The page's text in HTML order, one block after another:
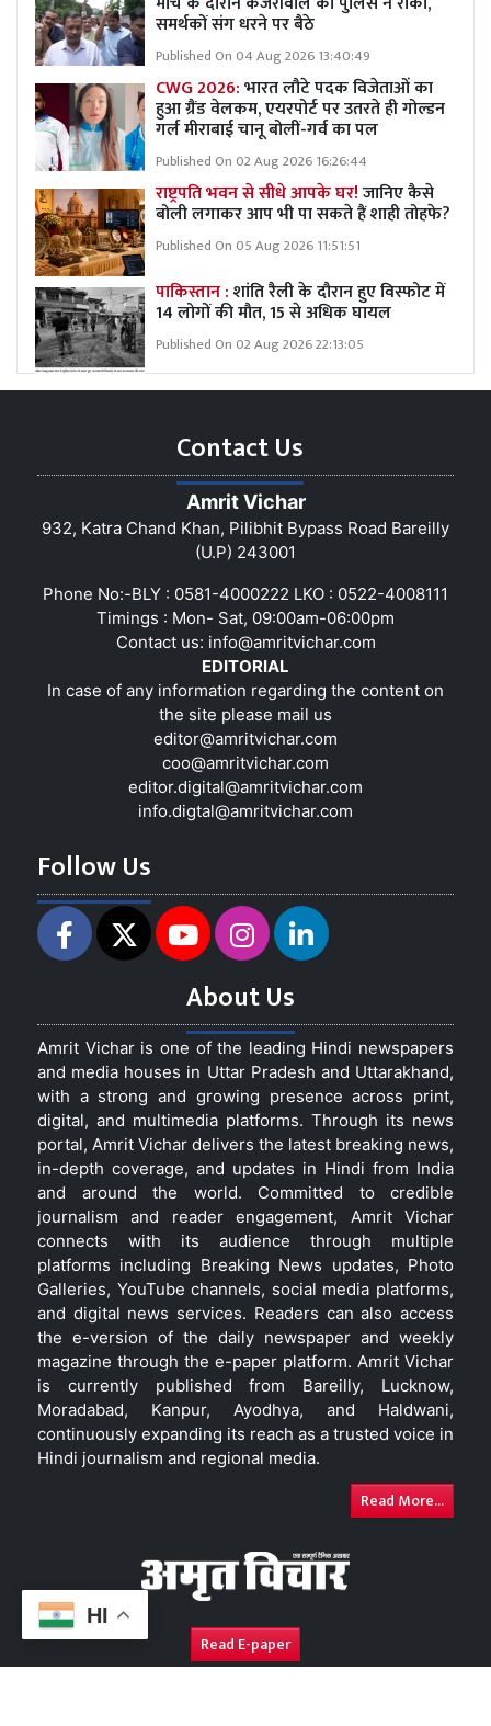
HI
समर्थकों संग धरने पर बैठे
Published On 04 Aug 2026 13:40:49
CWG 2026:भारत लौटे पदक विजेताओं का
हुआ ग्रैंड वेलकम, एयरपोर्ट पर उतरते ही गोल्डन
गर्ल मीराबाई चानू बोलीं-गर्व का पल
Published On 02 Aug 2026 16:26:44
राष्ट्रपति भवन से सीधे आपके घर!जानिए कैसे
बोली लगाकर आप भी पा सकते हैं शाही तोहफे?
Published On 05 Aug 2026 11:51:51
पाकिस्तान :शांति रैली के दौरान हुए विस्फोट में
14 लोगों की मौत, 15 से अधिक घायल
Published On 02 Aug 2026 22:13:05
Contact Us
Amrit Vichar
932, Katra Chand Khan, Pilibhit Bypass Road Bareilly
(U.P) 243001
Phone No:-BLY : 0581-4000222 LKO : 0522-4008111
Timings : Mon- Sat, 09:00am-06:00pm
Contact us: info@amritvichar.com
EDITORIAL
In case of any information regarding the content on
the site please mail us
editor@amritvichar.com
coo@amritvichar.com
editor.digital@amritvichar.com
info.digtal@amritvichar.com
Follow Us
About Us
Amrit Vichar is one of the leading Hindi newspapers
and media houses in Uttar Pradesh and Uttarakhand,
with a strong and growing presence across print,
digital, and multimedia platforms. Through its news
portal, Amrit Vichar delivers the latest breaking news,
in-depth coverage, and updates in Hindi from India
and around the world. Committed to credible
journalism and reader engagement, Amrit Vichar
connects with its audience through multiple
platforms including Breaking News updates, Photo
Galleries, YouTube channels, social media platforms,
and digital news services. Readers can also access
the e-version of the daily newspaper and weekly
magazine through the e-paper platform. Amrit Vichar
is currently published from Bareilly, Lucknow,
Moradabad, Kanpur, Ayodhya, and Haldwani,
continuously expanding its reach as a trusted voice in
Hindi journalism and regional media.
Read More...
Read E-paper